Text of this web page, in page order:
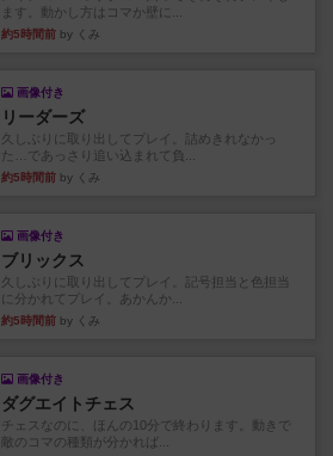
ます。動かし方はコマか壁に...
約5時間前 by くみ
画像付き
リーダーズ
久しぶりに取り出してプレイ。詰めきれなかっ
た…であっさり追い込まれて負...
約5時間前 by くみ
画像付き
ブリックス
久しぶりに取り出してプレイ。記号担当と色担当
に分かれてプレイ。あかんか...
約5時間前 by くみ
画像付き
ダグエイトチェス
チェスなのに、ほんの10分で終わります。動きで
敵のコマの種類が分かれば...